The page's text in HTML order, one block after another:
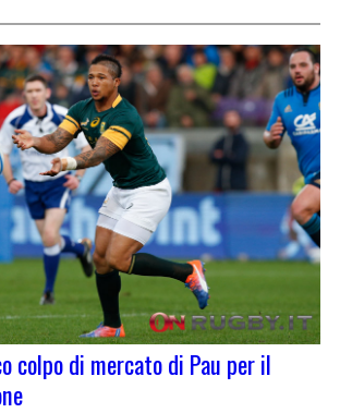
colpo di mercato di Pau per il